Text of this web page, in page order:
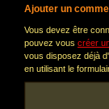
Ajouter un
Vous devez être
pouvez vous créer
vous disposez déjà
en utilisant le